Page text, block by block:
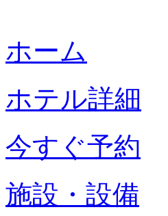
ホーム
ホテル詳細
今すぐ予約
施設・設備